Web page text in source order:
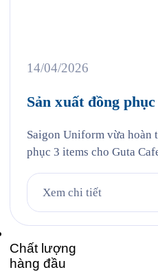
14/04/2026
Sản xuất đồng
Saigon Uniform vừa hoàn
phục 3 items cho Guta
triệu người Việt đã quen
và làm ly Guta nhé!” mỗi
Xem chi tiết
Chất lượng
hàng đầu